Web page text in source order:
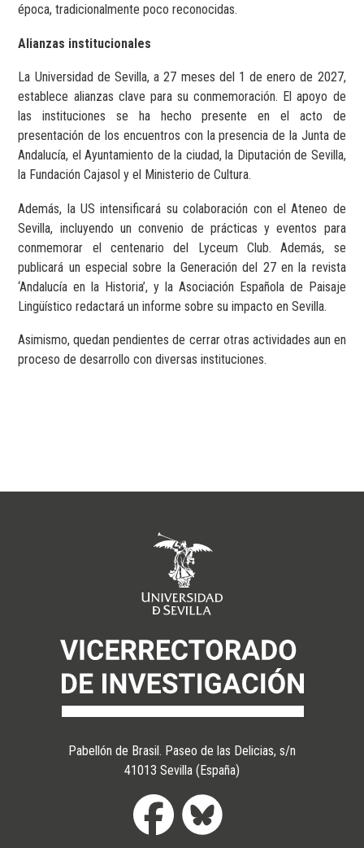
época, tradicionalmente poco reconocidas.
Alianzas institucionales
La Universidad de Sevilla, a 27 meses del 1 de enero de 2027,
establece alianzas clave para su conmemoración. El apoyo de
las instituciones se ha hecho presente en el acto de
presentación de los encuentros con la presencia de la Junta de
Andalucía, el Ayuntamiento de la ciudad, la Diputación de Sevilla,
la Fundación Cajasol y el Ministerio de Cultura.
Además, la US intensificará su colaboración con el Ateneo de
Sevilla, incluyendo un convenio de prácticas y eventos para
conmemorar el centenario del Lyceum Club. Además, se
publicará un especial sobre la Generación del 27 en la revista
‘Andalucía en la Historia’, y la Asociación Española de Paisaje
Lingüístico redactará un informe sobre su impacto en Sevilla.
Asimismo, quedan pendientes de cerrar otras actividades aun en
proceso de desarrollo con diversas instituciones.
Pabellón de Brasil. Paseo de las Delicias, s/n
41013 Sevilla (España)